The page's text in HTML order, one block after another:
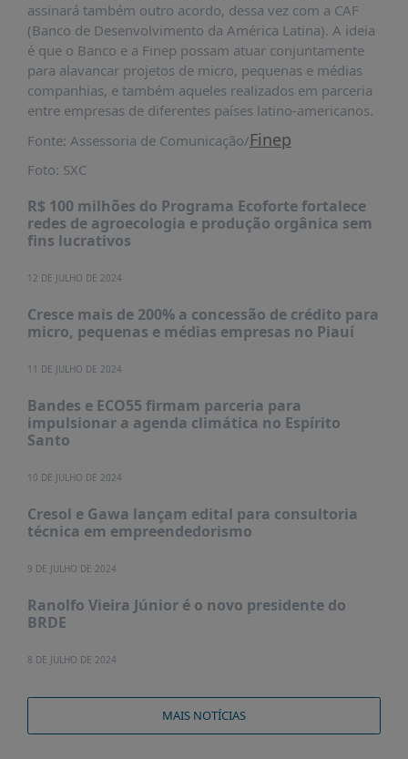
assinará também outro acordo, dessa vez com a CAF
(Banco de Desenvolvimento da América Latina). A ideia
é que o Banco e a Finep possam atuar conjuntamente
para alavancar projetos de micro, pequenas e médias
companhias, e também aqueles realizados em parceria
entre empresas de diferentes países latino-americanos.
Fonte: Assessoria de Comunicação/Finep
Foto: SXC
R$ 100 milhões do Programa Ecoforte fortalece
redes de agroecologia e produção orgânica sem
fins lucrativos
12 DE JULHO DE 2024
Cresce mais de 200% a concessão de crédito para
micro, pequenas e médias empresas no Piauí
11 DE JULHO DE 2024
Bandes e ECO55 firmam parceria para
impulsionar a agenda climática no Espírito
Santo
10 DE JULHO DE 2024
Cresol e Gawa lançam edital para consultoria
técnica em empreendedorismo
9 DE JULHO DE 2024
Ranolfo Vieira Júnior é o novo presidente do
BRDE
8 DE JULHO DE 2024
MAIS NOTÍCIAS